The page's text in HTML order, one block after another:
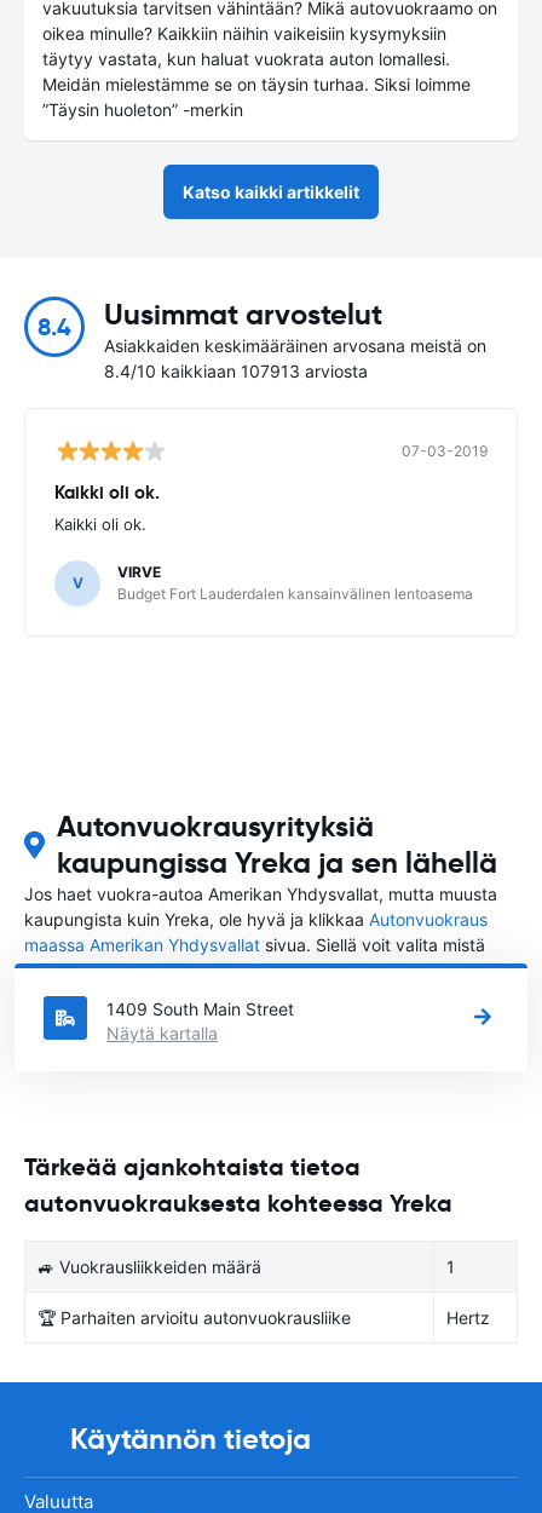
vakuutuksia tarvitsen vähintään? Mikä autovuokraamo on
oikea minulle? Kaikkiin näihin vaikeisiin kysymyksiin
täytyy vastata, kun haluat vuokrata auton lomallesi.
Meidän mielestämme se on täysin turhaa. Siksi loimme
”Täysin huoleton” -merkin
Katso kaikki artikkelit
8.4 Uusimmat arvostelut
Asiakkaiden keskimääräinen arvosana meistä on
8.4/10 kaikkiaan 107913 arviosta
07-03-2019
Kaikki oli ok.
Kaikki oli ok.
V
VIRVE
Budget Fort Lauderdalen kansainvälinen lentoasema
Autonvuokrausyrityksiä
kaupungissa Yreka ja sen lähellä
Jos haet vuokra-autoa Amerikan Yhdysvallat, mutta muusta
kaupungista kuin Yreka, ole hyvä ja klikkaa Autonvuokraus
maassa Amerikan Yhdysvallat sivua. Siellä voit valita mistä
kaupungista Amerikan Yhdysvallat haluat vuokrata auton.
1409 South Main Street
Näytä kartalla
Tärkeää ajankohtaista tietoa
autonvuokrauksesta kohteessa Yreka
🚙 Vuokrausliikkeiden määrä 1
🏆 Parhaiten arvioitu autonvuokrausliike Hertz
Käytännön tietoja
Valuutta